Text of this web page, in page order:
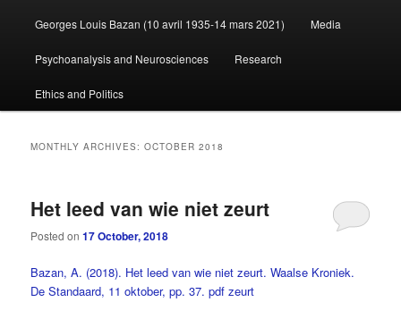
to
primary
to
secondary
Georges Louis Bazan (10 avril 1935-14 mars 2021) Media
Psychoanalysis and Neurosciences Research
Ethics and Politics
MONTHLY ARCHIVES:OCTOBER 2018
Het leed van wie niet zeurt
Posted on17 October, 2018
Bazan, A. (2018). Het leed van wie niet zeurt. Waalse Kroniek.
De Standaard, 11 oktober, pp. 37.pdf zeurt